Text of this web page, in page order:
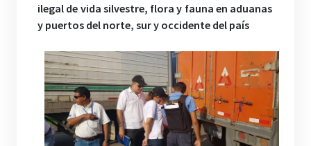
ilegal de vida silvestre, flora y fauna en aduanas
y puertos del norte, sur y occidente del país